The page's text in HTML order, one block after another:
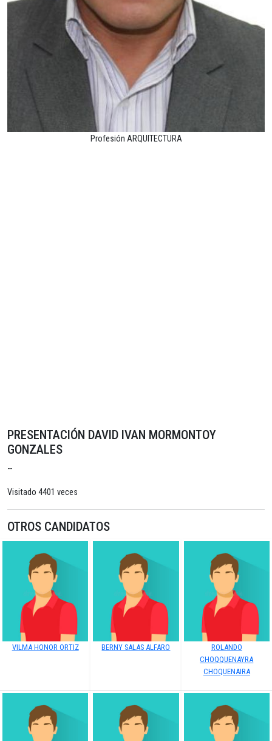
Profesión ARQUITECTURA
PRESENTACIÓN DAVID IVAN MORMONTOY
GONZALES
--
Visitado 4401 veces
OTROS CANDIDATOS
VILMA HONOR ORTIZ BERNY SALAS ALFARO
ROLANDO
CHOQQUENAYRA
CHOQUENAIRA